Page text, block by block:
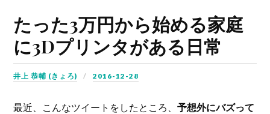
たった3万円から始める家庭
に3Dプリンタがある日常
井上 恭輔 (きょろ) 2016-12-28
最近、こんなツイートをしたところ、予想外にバズって